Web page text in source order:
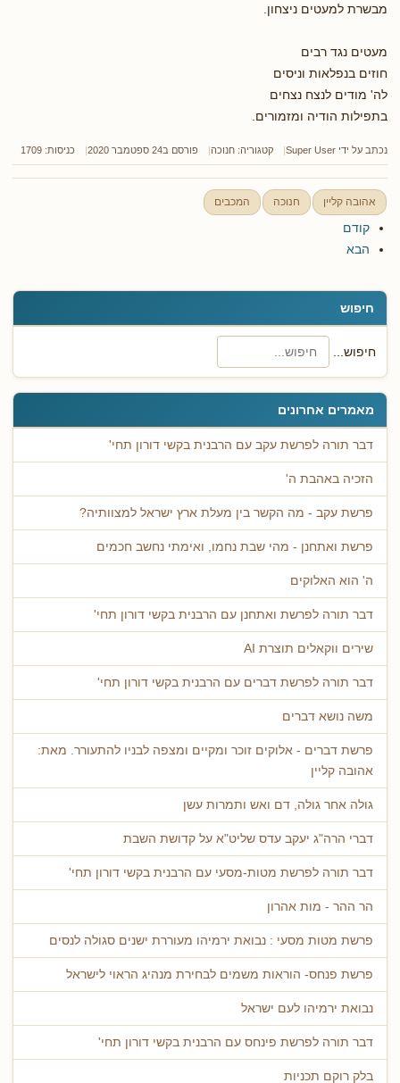
חיפוש
חיפוש...
מאמרים אחרונים
דבר תורה לפרשת עקב עם הרבנית בקשי דורון תחי'
הזכיה באהבת ה'
פרשת עקב - מה הקשר בין מעלת ארץ ישראל למצוותיה?
פרשת ואתחנן - מהי שבת נחמו, ואימתי נחשב חכמים
ה' הוא האלוקים
דבר תורה לפרשת ואתחנן עם הרבנית בקשי דורון תחי'
שירים ווקאלים תוצרת AI
דבר תורה לפרשת דברים עם הרבנית בקשי דורון תחי'
משה נושא דברים
פרשת דברים - אלוקים זוכר ומקיים ומצפה לבניו להתעורר. מאת:
אהובה קליין
גולה אחר גולה, דם ואש ותמרות עשן
דברי הרה"ג יעקב עדס שליט"א על קדושת השבת
דבר תורה לפרשת מטות-מסעי עם הרבנית בקשי דורון תחי'
הר ההר - מות אהרון
פרשת מטות מסעי : נבואת ירמיהו מעוררת ישנים סגולה לנסים
פרשת פנחס- הוראות משמים לבחירת מנהיג הראוי לישראל
נבואת ירמיהו לעם ישראל
דבר תורה לפרשת פינחס עם הרבנית בקשי דורון תחי'
בלק רוקם תכניות
מבשרת למעטים ניצחון.
מעטים נגד רבים
חוזים בנפלאות וניסים
לה' מודים לנצח נצחים
בתפילות הודיה ומזמורים.
נכתב על ידי Super User קטגוריה: חנוכה פורסם ב24 ספטמבר 2020 כניסות: 1709
אהובה קליין חנוכה המכבים
קודם
הבא